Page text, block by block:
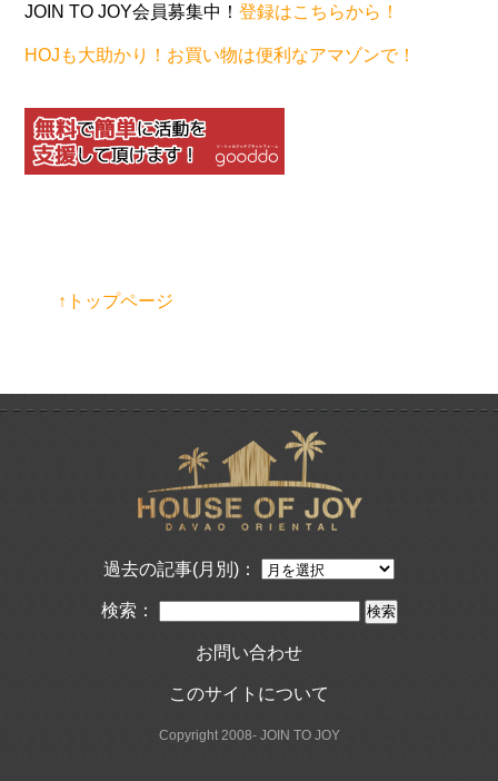
JOIN TO JOY会員募集中！登録はこちらから！
HOJも大助かり！お買い物は便利なアマゾンで！
↑トップページ
過去の記事(月別)：
検索：
お問い合わせ
このサイトについて
Copyright 2008- JOIN TO JOY